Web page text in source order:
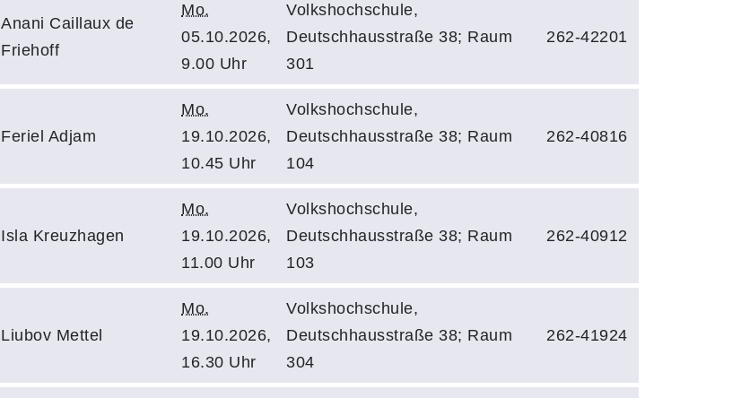
Anani Caillaux de
Friehoff
Mo.
05.10.2026,
9.00 Uhr
Volkshochschule,
Deutschhausstraße 38; Raum
301
262-42201
Feriel Adjam
Mo.
19.10.2026,
10.45 Uhr
Volkshochschule,
Deutschhausstraße 38; Raum
104
262-40816
Isla Kreuzhagen
Mo.
19.10.2026,
11.00 Uhr
Volkshochschule,
Deutschhausstraße 38; Raum
103
262-40912
Liubov Mettel
Mo.
19.10.2026,
16.30 Uhr
Volkshochschule,
Deutschhausstraße 38; Raum
304
262-41924